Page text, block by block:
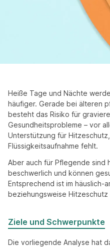
Auf dieser Seite lesen Sie
Hitzeschutz in der
Befragung in Pflegediensten
können Sie kostenfrei
Heiße Tage und Nächte
häufiger. Gerade bei älteren
besteht das Risiko für
Gesundheitsprobleme – vor
Unterstützung für
Flüssigkeitsaufnahme fehlt.
Aber auch für Pflegende sind
beschwerlich und können
Entsprechend ist im häuslich-
beziehungsweise
Ziele und Schwerpunkte
Die vorliegende Analyse hat